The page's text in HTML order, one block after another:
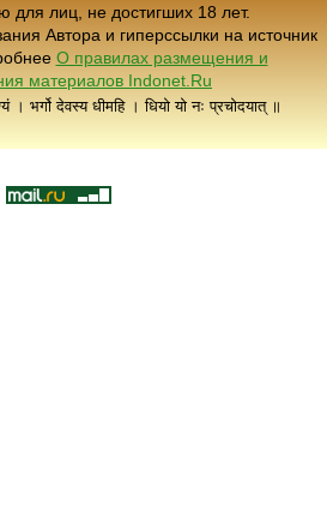
для лиц, не достигших 18 лет.
Автора и гиперссылки на источник
О правилах размещения и
материалов Indonet.Ru
। भर्गो देवस्य धीमहि । धियो यो नः प्रचोदयात् ॥